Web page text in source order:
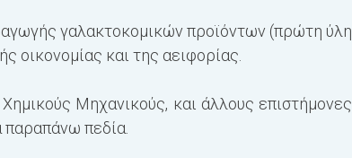
γαλακτοκομικών προϊόντων (πρώτη ύλη
οικονομίας και της αειφορίας.
Μηχανικούς, και άλλους επιστήμονες
παραπάνω πεδία.